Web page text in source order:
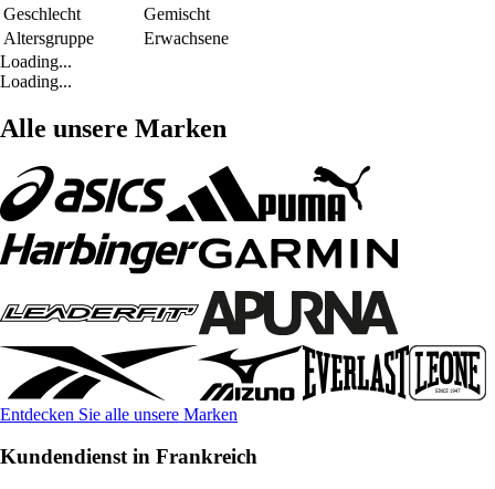
Geschlecht
Gemischt
Altersgruppe
Erwachsene
Loading...
Loading...
Alle unsere Marken
Entdecken Sie alle unsere Marken
Kundendienst in Frankreich